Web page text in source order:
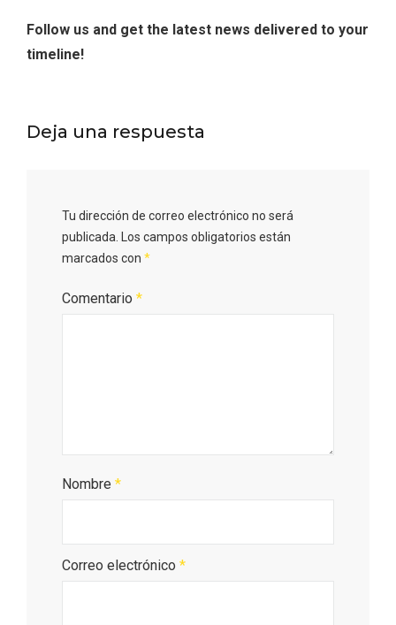
Follow us and get the latest news delivered to your
timeline!
Deja una respuesta
Tu dirección de correo electrónico no será
publicada.
Los campos obligatorios están
marcados con *
Comentario *
Nombre *
Correo electrónico *